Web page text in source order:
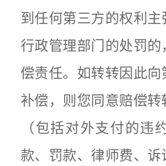
到任何第三方的权利
行政管理部门的处罚
偿责任。如转转因此
补偿，则您同意赔偿
（包括对外支付的违
款、罚款、律师费、